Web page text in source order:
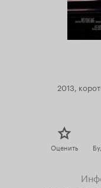
2013,
Оценить